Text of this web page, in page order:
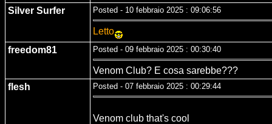
Silver Surfer
Posted - 10 febbraio 2025 : 09:06:56
Letto
freedom81
Posted - 09 febbraio 2025 : 00:30:40
Venom Club? E cosa sarebbe???
flesh
Posted - 07 febbraio 2025 : 00:29:44
Venom club that's cool